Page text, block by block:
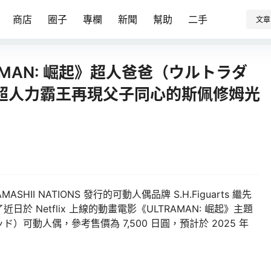
商店 圈子 專欄 新聞 幫助 二手 文章
崛起》超人爸爸（ウルトラダ
人力霸王再現父子同心的斯佩修姆光
NATIONS 發行的可動人偶品牌 S.H.Figuarts 繼先
近日於 Netflix 上線的動畫電影《ULTRAMAN: 崛起》主題
）可動人偶，參考售價為 7,500 日圓，預計於 2025 年